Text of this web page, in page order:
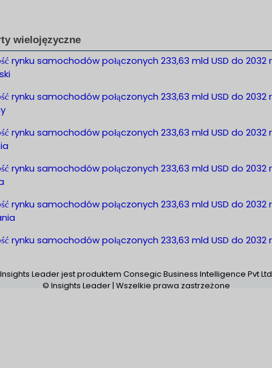
wielojęzyczne
rynku samochodów połączonych 233,63 mld USD do 2032
rynku samochodów połączonych 233,63 mld USD do 2032
rynku samochodów połączonych 233,63 mld USD do 2032
rynku samochodów połączonych 233,63 mld USD do 2032
rynku samochodów połączonych 233,63 mld USD do 2032
rynku samochodów połączonych 233,63 mld USD do 2032
Insights Leader jest produktem Consegic Business Intelligence Pvt Ltd
© Insights Leader | Wszelkie prawa zastrzeżone